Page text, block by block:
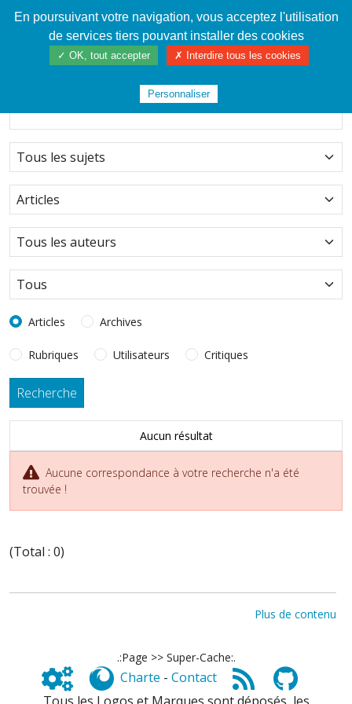
Cahier de textes patrickRICHARD
Rechercher dans Tous les sujets
Articles Archives
Rubriques Utilisateurs Critiques
Aucun résultat
Aucune correspondance à votre recherche n'a été
trouvée !
(Total : 0)
Plus de contenu
.:Page >> Super-Cache:.
Charte - Contact
En poursuivant votre navigation, vous acceptez l'utilisation
de services tiers pouvant installer des cookies
✓ OK, tout accepter ✗ Interdire tous les cookies
Personnaliser